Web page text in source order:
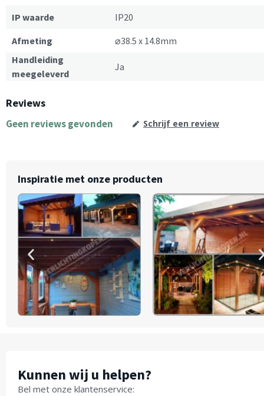
IP waarde
IP20
Afmeting
⌀38.5 x 14.8mm
Handleiding
meegeleverd
Ja
Reviews
Geen reviews gevonden Schrijf een review
Inspiratie met onze producten
Kunnen wij u helpen?
Bel met onze klantenservice: